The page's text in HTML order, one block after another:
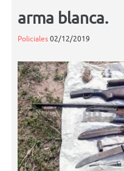
arma blanca.
Policiales02/12/2019